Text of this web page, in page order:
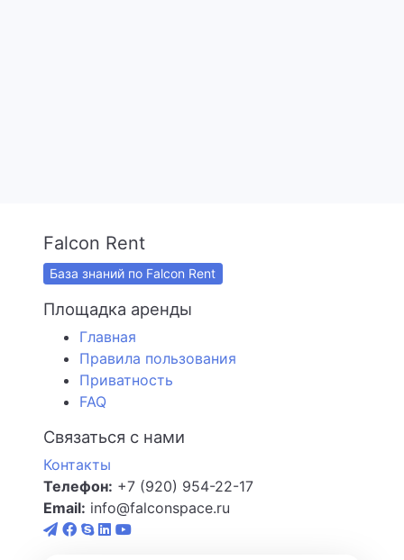
Falcon Rent
База знаний по Falcon Rent
Площадка аренды
Главная
Правила пользования
Приватность
FAQ
Связаться с нами
Контакты
Телефон: +7 (920) 954-22-17
Email: info@falconspace.ru